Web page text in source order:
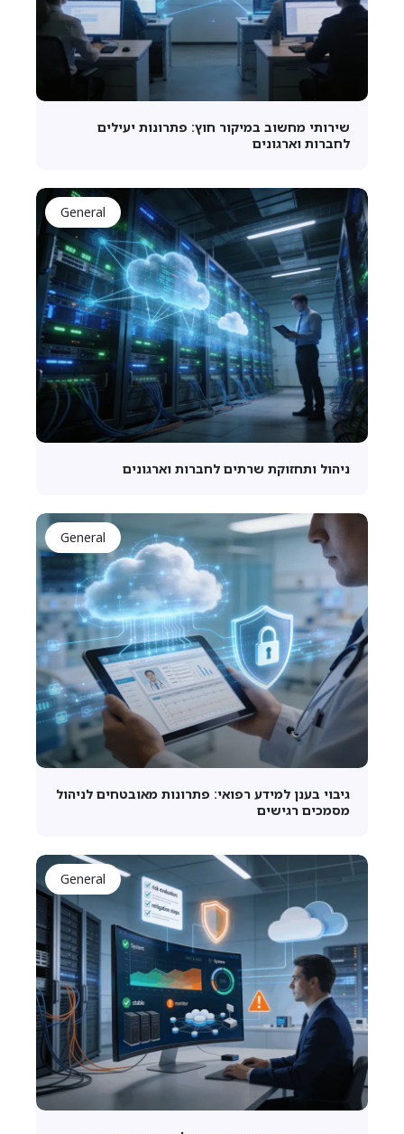
שירותי מחשוב במיקור חוץ: פתרונות יעילים
לחברות וארגונים
General
ניהול ותחזוקת שרתים לחברות וארגונים
General
גיבוי בענן למידע רפואי: פתרונות מאובטחים לניהול
מסמכים רגישים
General